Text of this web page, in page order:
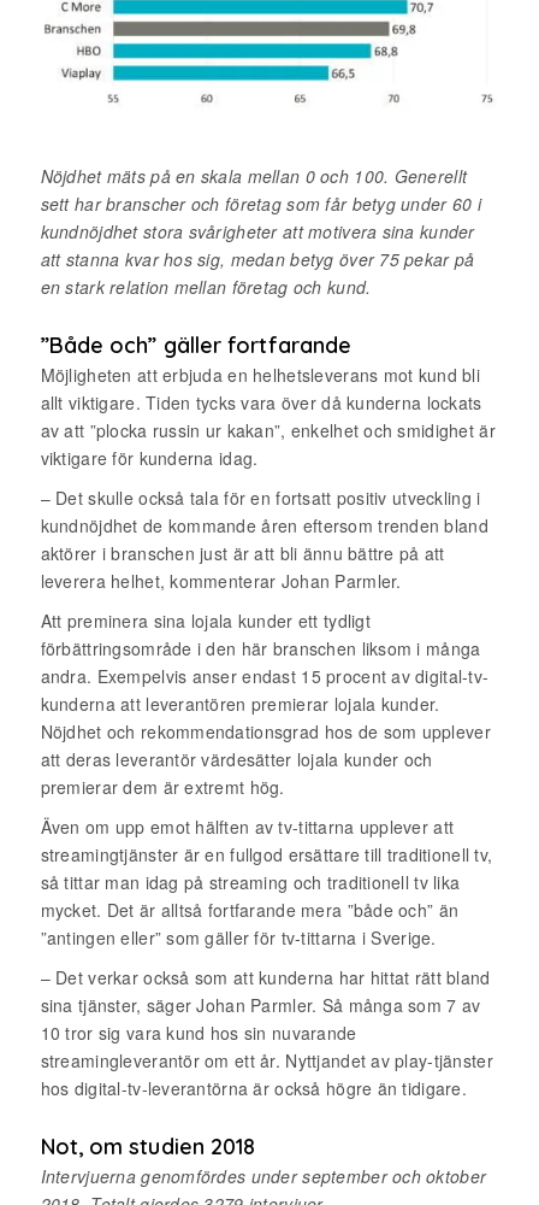
Nöjdhet mäts på en skala mellan 0 och 100. Generellt
sett har branscher och företag som får betyg under 60 i
kundnöjdhet stora svårigheter att motivera sina kunder
att stanna kvar hos sig, medan betyg över 75 pekar på
en stark relation mellan företag och kund.
”Både och” gäller fortfarande
Möjligheten att erbjuda en helhetsleverans mot kund bli
allt viktigare. Tiden tycks vara över då kunderna lockats
av att ”plocka russin ur kakan”, enkelhet och smidighet är
viktigare för kunderna idag.
– Det skulle också tala för en fortsatt positiv utveckling i
kundnöjdhet de kommande åren eftersom trenden bland
aktörer i branschen just är att bli ännu bättre på att
leverera helhet, kommenterar Johan Parmler.
Att preminera sina lojala kunder ett tydligt
förbättringsområde i den här branschen liksom i många
andra. Exempelvis anser endast 15 procent av digital-tv-
kunderna att leverantören premierar lojala kunder.
Nöjdhet och rekommendationsgrad hos de som upplever
att deras leverantör värdesätter lojala kunder och
premierar dem är extremt hög.
Även om upp emot hälften av tv-tittarna upplever att
streamingtjänster är en fullgod ersättare till traditionell tv,
så tittar man idag på streaming och traditionell tv lika
mycket. Det är alltså fortfarande mera ”både och” än
”antingen eller” som gäller för tv-tittarna i Sverige.
– Det verkar också som att kunderna har hittat rätt bland
sina tjänster, säger Johan Parmler. Så många som 7 av
10 tror sig vara kund hos sin nuvarande
streamingleverantör om ett år. Nyttjandet av play-tjänster
hos digital-tv-leverantörna är också högre än tidigare.
Not, om studien 2018
Intervjuerna genomfördes under september och oktober